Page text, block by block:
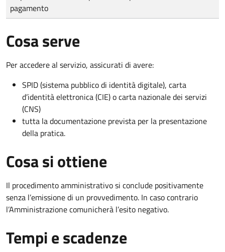
pagamento
Cosa serve
Per accedere al servizio, assicurati di avere:
SPID (sistema pubblico di identità digitale), carta
d’identità elettronica (CIE) o carta nazionale dei servizi
(CNS)
tutta la documentazione prevista per la presentazione
della pratica.
Cosa si ottiene
Il procedimento amministrativo si conclude positivamente
senza l’emissione di un provvedimento. In caso contrario
l’Amministrazione comunicherà l’esito negativo.
Tempi e scadenze